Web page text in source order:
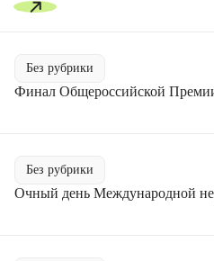
Без рубрики
Финал Общероссийской
Без рубрики
Очный день Международной